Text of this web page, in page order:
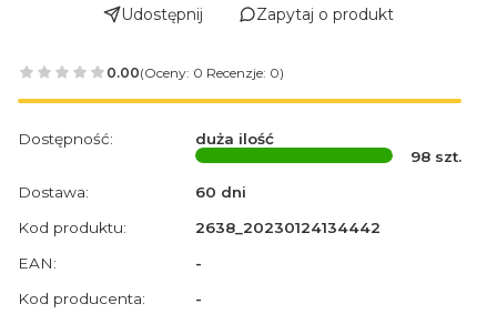
Udostępnij Zapytaj o produkt
0.00(Oceny: 0 Recenzje: 0)
Dostępność:
duża ilość
98 szt.
Dostawa:
60 dni
Kod produktu:
2638_20230124134442
EAN:
-
Kod producenta:
-